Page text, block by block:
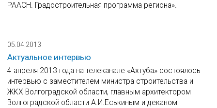
РААСН. Градостроительная программа региона».
05.04.2013
Актуальное интервью
4 апреля 2013 года на телеканале «Ахтуба» состоялось
интервью с заместителем министра строительства и
ЖКХ Волгоградской области, главным архитектором
Волгоградской области А.И.Еськиным и деканом